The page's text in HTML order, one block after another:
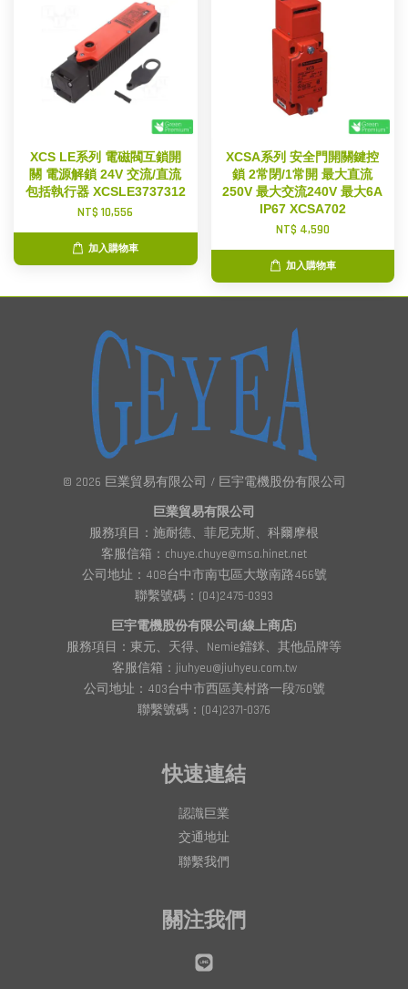
XCS LE系列 電磁閥互鎖開
關 電源解鎖 24V 交流/直流
包括執行器 XCSLE3737312
NT$ 10,556
加入購物車
XCSA系列 安全門開關鍵控
鎖 2常閉/1常開 最大直流
250V 最大交流240V 最大6A
IP67 XCSA702
NT$ 4,590
加入購物車
© 2026 巨業貿易有限公司 / 巨宇電機股份有限公司
巨業貿易有限公司
服務項目：施耐德、菲尼克斯、科爾摩根
客服信箱：chuye.chuye@msa.hinet.net
公司地址：408台中市南屯區大墩南路466號
聯繫號碼：(04)2475-0393
巨宇電機股份有限公司(線上商店)
服務項目：東元、天得、Nemie鐳銤、其他品牌等
客服信箱：jiuhyeu@jiuhyeu.com.tw
公司地址：403台中市西區美村路一段760號
聯繫號碼：(04)2371-0376
快速連結
認識巨業
交通地址
聯繫我們
關注我們